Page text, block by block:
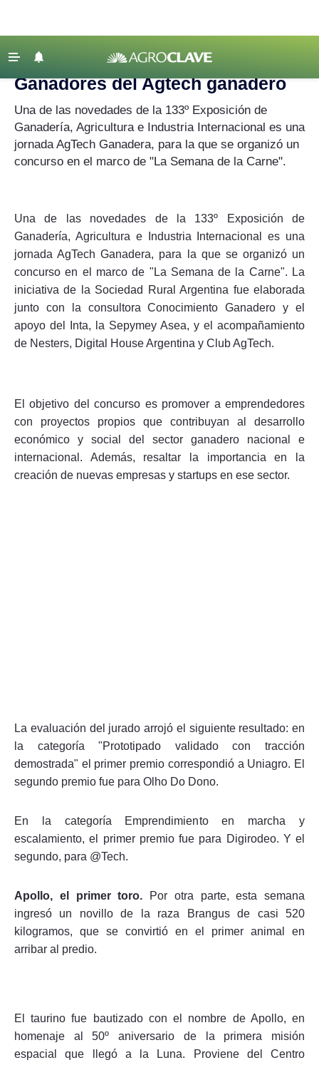
Ganadería
Lechería
Agenda
Regionales
Clima
Agronegocios
Mercados
‹ VOLVER
Agroclave
Ganadores del Agtech ganadero
Una de las novedades de la 133º Exposición de
Ganadería, Agricultura e Industria Internacional es una
jornada AgTech Ganadera, para la que se organizó un
concurso en el marco de "La Semana de la Carne".
Una de las novedades de la 133º Exposición de
Ganadería, Agricultura e Industria Internacional es una
jornada AgTech Ganadera, para la que se organizó un
concurso en el marco de "La Semana de la Carne". La
iniciativa de la Sociedad Rural Argentina fue elaborada
junto con la consultora Conocimiento Ganadero y el
apoyo del Inta, la Sepymey Asea, y el acompañamiento
de Nesters, Digital House Argentina y Club AgTech.
El objetivo del concurso es promover a emprendedores
con proyectos propios que contribuyan al desarrollo
económico y social del sector ganadero nacional e
internacional. Además, resaltar la importancia en la
creación de nuevas empresas y startups en ese sector.
La evaluación del jurado arrojó el siguiente resultado: en
la categoría "Prototipado validado con tracción
demostrada" el primer premio correspondió a Uniagro. El
segundo premio fue para Olho Do Dono.
En la categoría Emprendimiento en marcha y
escalamiento, el primer premio fue para Digirodeo. Y el
segundo, para @Tech.
Apollo, el primer toro. Por otra parte, esta semana
ingresó un novillo de la raza Brangus de casi 520
kilogramos, que se convirtió en el primer animal en
arribar al predio.
El taurino fue bautizado con el nombre de Apollo, en
homenaje al 50º aniversario de la primera misión
espacial que llegó a la Luna. Proviene del Centro